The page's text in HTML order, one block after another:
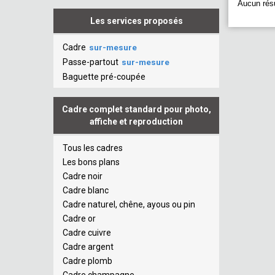
Les services proposés
Cadre sur-mesure
Passe-partout sur-mesure
Baguette pré-coupée
Cadre complet standard pour photo,
affiche et reproduction
Tous les cadres
Les bons plans
Cadre noir
Cadre blanc
Cadre naturel, chêne, ayous ou pin
Cadre or
Cadre cuivre
Cadre argent
Cadre plomb
Aucun